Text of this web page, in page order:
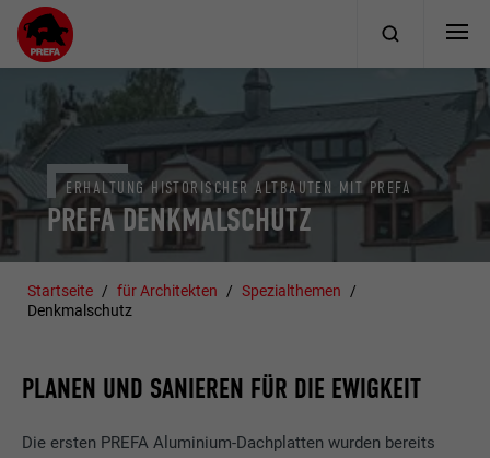
PREFA DENKMALSCHUTZ
ERHALTUNG HISTORISCHER ALTBAUTEN MIT PREFA
Startseite für Architekten
Spezialthemen
Denkmalschutz
PLANEN UND SANIEREN FÜR DIE EWIGKEIT
Die ersten PREFA Aluminium-Dachplatten wurden bereits